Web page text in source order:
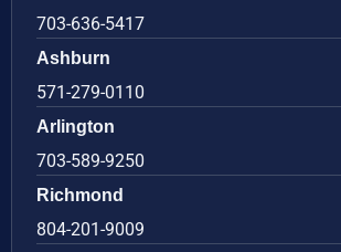
703-636-5417
Ashburn
571-279-0110
Arlington
703-589-9250
Richmond
804-201-9009